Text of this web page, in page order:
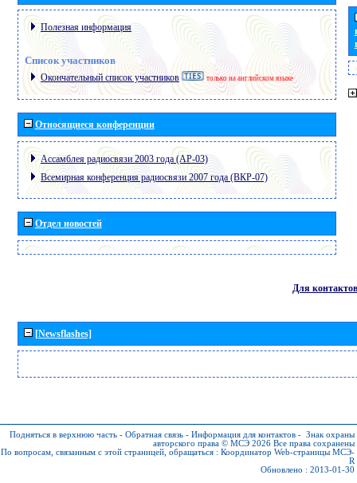
Полезная информация
Список участников
Окончательный список участников только на английском языке
Относящиеся конференции
Ассамблея радиосвязи 2003 года (АР-03)
Всемирная конференция радиосвязи 2007 года (ВКР-07)
Отдел новостей
Для контактов
[Newsflashes]
Подняться в верхнюю часть - Обратная связь - Информация для контактов - Знак охраны
авторского права © МСЭ 2026 Все права сохранены
По вопросам, связанным с этой страницей, обращаться : Координатор Web-страницы МСЭ-
R
Обновлено : 2013-01-30